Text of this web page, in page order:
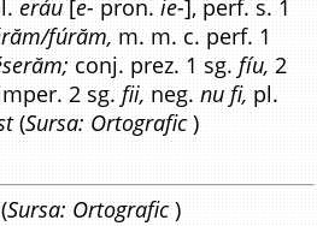
eráu [e- pron. ie-], perf. s. 1
fúrăm, m. m. c. perf. 1
conj. prez. 1 sg.fíu, 2
2 sg.fii, neg.nu fi, pl.
(Sursa: Ortografic )
Sursa: Ortografic )